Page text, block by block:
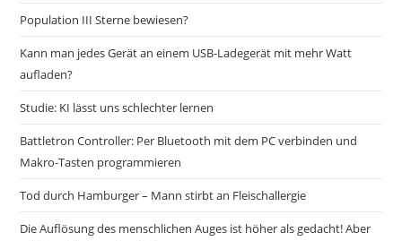
Population III Sterne bewiesen?
Kann man jedes Gerät an einem USB-Ladegerät mit mehr Watt
aufladen?
Studie: KI lässt uns schlechter lernen
Battletron Controller: Per Bluetooth mit dem PC verbinden und
Makro-Tasten programmieren
Tod durch Hamburger – Mann stirbt an Fleischallergie
Die Auflösung des menschlichen Auges ist höher als gedacht! Aber